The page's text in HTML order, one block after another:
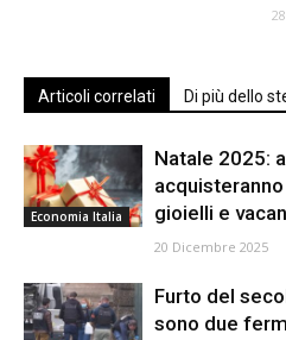
Articoli correlati Di più dello
Economia Italia
Natale 2025:
gioielli e
20 Dicembre 2025
Furto del
sono due